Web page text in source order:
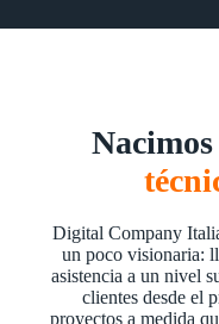
Digital Company
un poco visionaria:
asistencia a un nivel
clientes desde el
proyectos a medida